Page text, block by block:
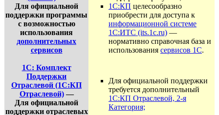
Для официальной
поддержки программы
с возможностью
использования
дополнительных
сервисов
1С:КП целесообразно
приобрести для доступа к
информационной системе
1С:ИТС (its.1c.ru) —
нормативно справочная база и
использования сервисов 1С.
1С: Комплект
Поддержки
Отраслевой (1С:КП
Отраслевой)—
Для официальной
поддержки отраслевых
Для официальной поддержки
требуется дополнительный
1С:КП Отраслевой, 2-я
Категория;